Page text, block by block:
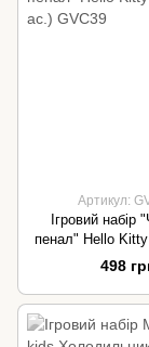
Артикул:
Ігровий набір
пенал" Hello Kitty
ас.)
498